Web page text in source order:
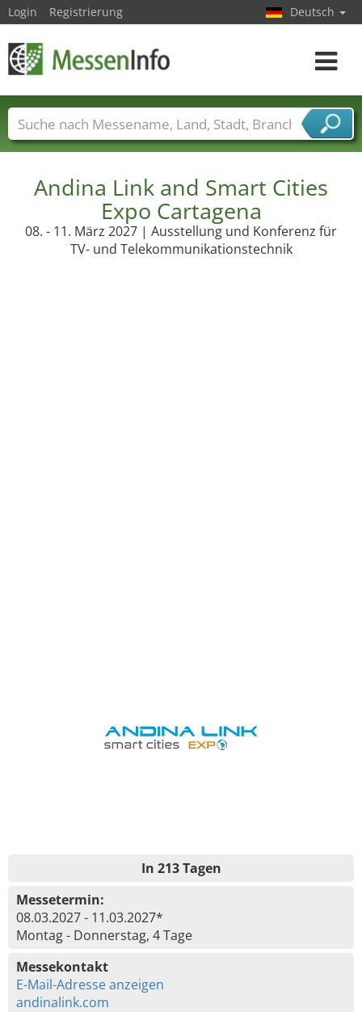
Andina Link and Smart Cities
Expo Cartagena
08. - 11. März 2027 | Ausstellung und Konferenz für
TV- und Telekommunikationstechnik
In 213 Tagen
Messetermin:
08.03.2027 - 11.03.2027*
Montag - Donnerstag, 4 Tage
Messekontakt
E-Mail-Adresse anzeigen
andinalink.com
Login Registrierung Deutsch
Toggle
Messenamen Länder Städte
Branchen